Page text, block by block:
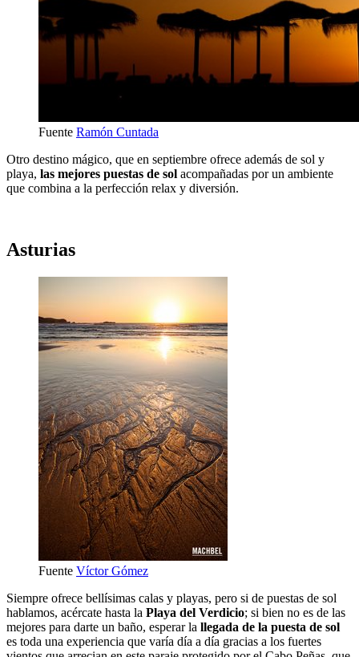
Fuente Ramón Cuntada
Otro destino mágico, que en septiembre ofrece además de sol y
playa, las mejores puestas de sol acompañadas por un ambiente
que combina a la perfección relax y diversión.
Asturias
Fuente Víctor Gómez
Siempre ofrece bellísimas calas y playas, pero si de puestas de sol
hablamos, acércate hasta la Playa del Verdicio; si bien no es de las
mejores para darte un baño, esperar la llegada de la puesta de sol
es toda una experiencia que varía día a día gracias a los fuertes